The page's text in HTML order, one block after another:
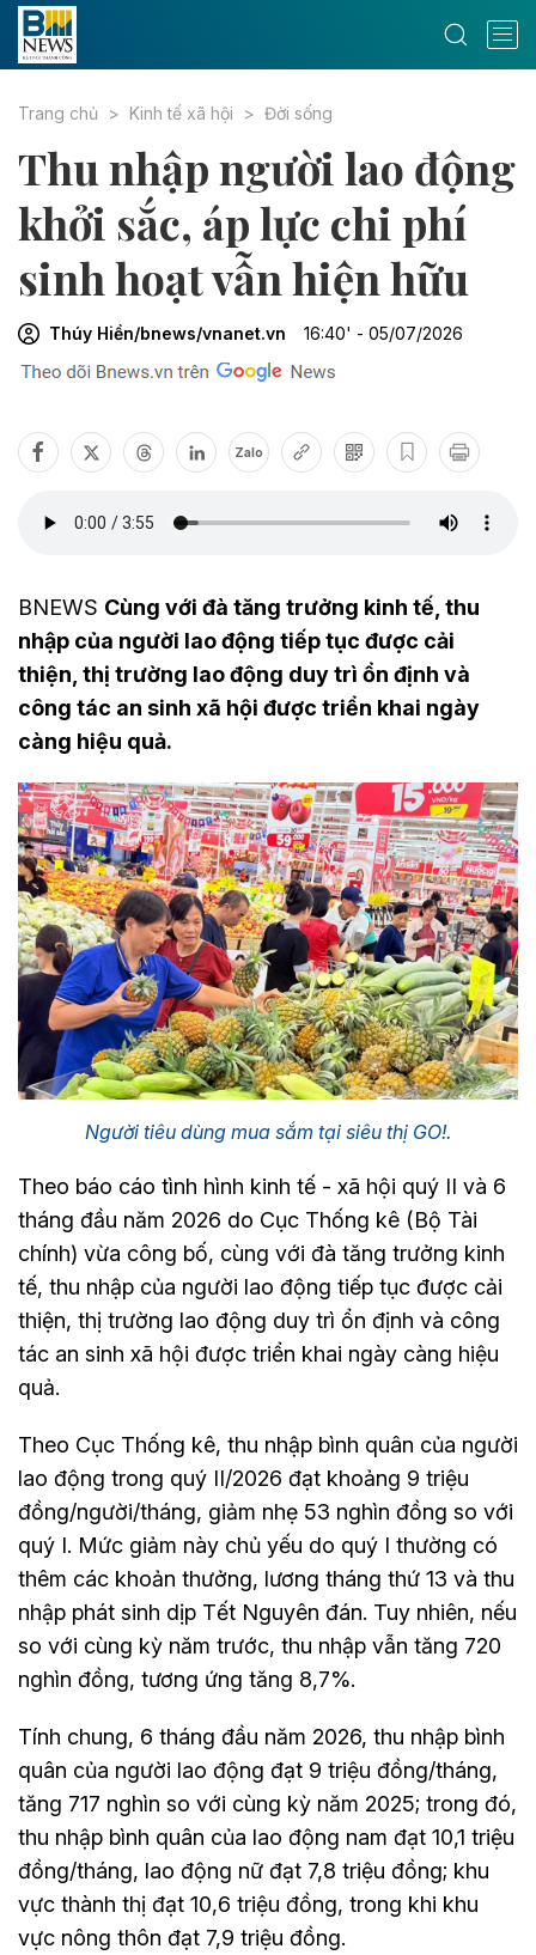
Trang chủ Kinh tế xã hội Đời sống
Thu nhập người lao động
khởi sắc, áp lực chi phí
sinh hoạt vẫn hiện hữu
Thúy Hiền/bnews/vnanet.vn 16:40' - 05/07/2026
Zalo
BNEWS Cùng với đà tăng trưởng kinh tế, thu
nhập của người lao động tiếp tục được cải
thiện, thị trường lao động duy trì ổn định và
công tác an sinh xã hội được triển khai ngày
càng hiệu quả.
Người tiêu dùng mua sắm tại siêu thị GO!.
Theo báo cáo tình hình kinh tế - xã hội quý II và 6
tháng đầu năm 2026 do Cục Thống kê (Bộ Tài
chính) vừa công bố, cùng với đà tăng trưởng kinh
tế, thu nhập của người lao động tiếp tục được cải
thiện, thị trường lao động duy trì ổn định và công
tác an sinh xã hội được triển khai ngày càng hiệu
quả.
Theo Cục Thống kê, thu nhập bình quân của người
lao động trong quý II/2026 đạt khoảng 9 triệu
đồng/người/tháng, giảm nhẹ 53 nghìn đồng so với
quý I. Mức giảm này chủ yếu do quý I thường có
thêm các khoản thưởng, lương tháng thứ 13 và thu
nhập phát sinh dịp Tết Nguyên đán. Tuy nhiên, nếu
so với cùng kỳ năm trước, thu nhập vẫn tăng 720
nghìn đồng, tương ứng tăng 8,7%.
Tính chung, 6 tháng đầu năm 2026, thu nhập bình
quân của người lao động đạt 9 triệu đồng/tháng,
tăng 717 nghìn so với cùng kỳ năm 2025; trong đó,
thu nhập bình quân của lao động nam đạt 10,1 triệu
đồng/tháng, lao động nữ đạt 7,8 triệu đồng; khu
vực thành thị đạt 10,6 triệu đồng, trong khi khu
vực nông thôn đạt 7,9 triệu đồng.